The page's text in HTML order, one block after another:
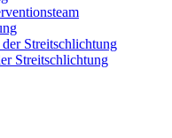
Streitschlichtung
Streitschlichtung